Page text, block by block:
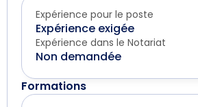
Expérience pour le poste
Expérience exigée
Expérience dans le Notariat
Non demandée
Formations